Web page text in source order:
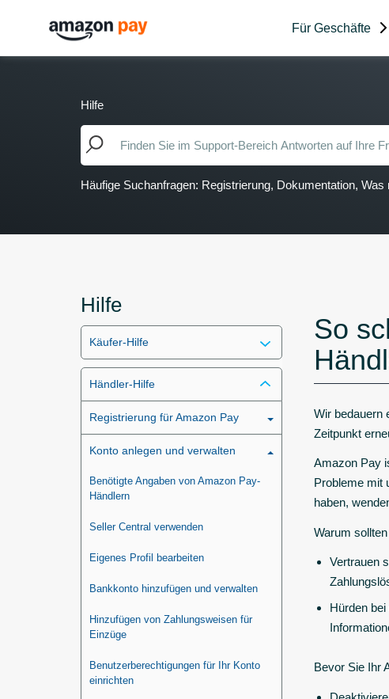
Für Geschäfte
Hilfe
Häufige Suchanfragen: Registrierung, Dokumentation,
Hilfe
Käufer-Hilfe
Händler-Hilfe
Registrierung für Amazon Pay
Konto anlegen und verwalten
Benötigte Angaben von Amazon Pay-
Händlern
Seller Central verwenden
Eigenes Profil bearbeiten
Bankkonto hinzufügen und verwalten
Hinzufügen von Zahlungsweisen für
Einzüge
Benutzerberechtigungen für Ihr Konto
einrichten
So
Wir bedauern
Zeitpunkt
Amazon Pay
Probleme mit
haben,
Warum
Vertrauen
Hürden
Bevor Sie Ihr